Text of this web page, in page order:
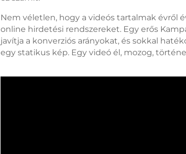
Nem véletlen, hogy a videós tartalmak évről
online hirdetési rendszereket. Egy erős
javítja a konverziós arányokat, és sokkal
egy statikus kép. Egy videó él, mozog,